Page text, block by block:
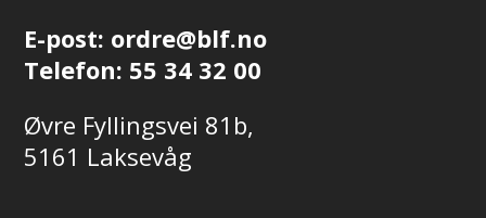
E-post: ordre@blf.no
Telefon: 55 34 32 00
Øvre Fyllingsvei 81b,
5161 Laksevåg